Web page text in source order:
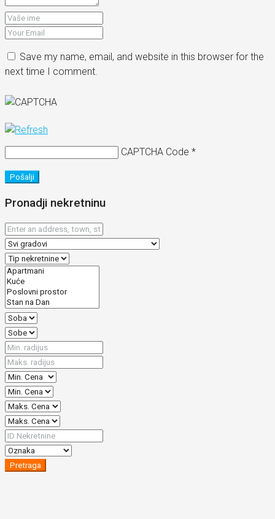
Save my name, email, and website in this browser for the
next time I comment.
CAPTCHA Code *
Pošalji
Pronadji nekretninu
Pretraga